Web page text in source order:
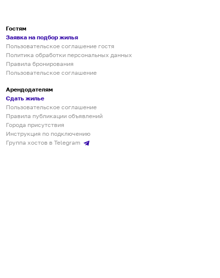
Гостям
Заявка на подбор жилья
Пользовательское соглашение гостя
Политика обработки персональных данных
Правила бронирования
Пользовательское соглашение
Арендодателям
Сдать жилье
Пользовательское соглашение
Правила публикации объявлений
Города присутствия
Инструкция по подключению
Группа хостов в Telegram